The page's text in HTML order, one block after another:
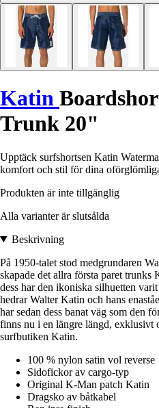
Katin
Trunk 20"
Upptäck surfshortsen Katin
komfort och stil för dina
Produkten är inte tillgänglig
Alla varianter är slutsålda
Beskrivning
På 1950-talet stod medgrundaren
skapade det allra första paret trunks
dess har den ikoniska silhuetten
hedrar Walter Katin och hans
har sedan dess banat väg som den
finns nu i en längre längd, exklusivt
surfbutiken Katin.
100 % nylon satin vol reverse
Sidofickor av cargo-typ
Original K-Man patch Katin
Dragsko av båtkabel